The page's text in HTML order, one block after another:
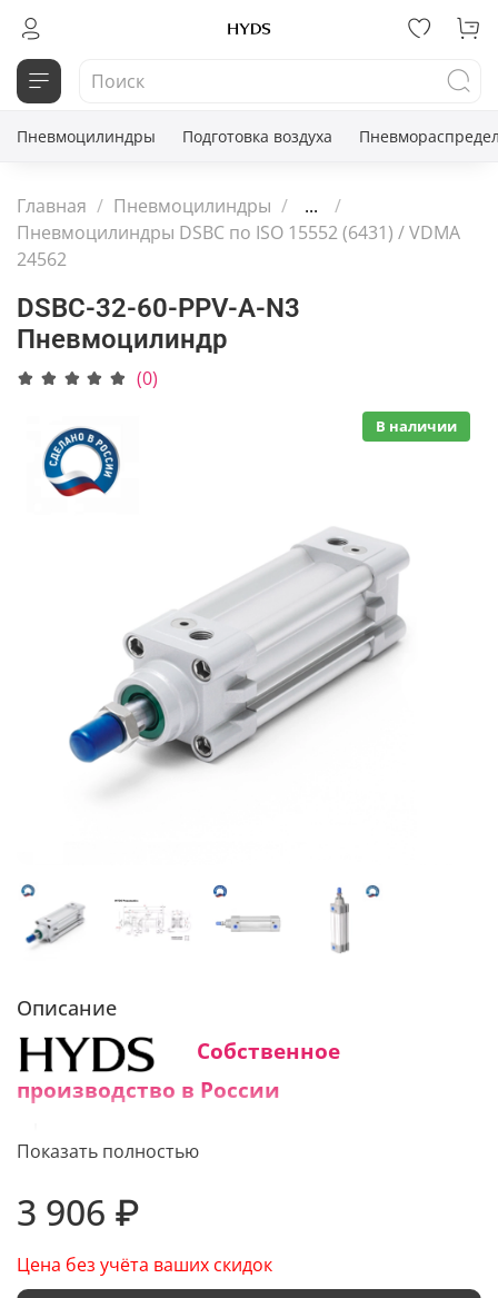
Пневмоцилиндры Подготовка воздуха
Главная Пневмоцилиндры
...
Пневмоцилиндры DSBC по ISO 15552 (6431) / VDMA
24562
DSBC-32-60-PPV-A-N3
Пневмоцилиндр
(0)
В наличии
Описание
Собственное
производство в России
Средний срок изготовления:
Показать полностью
3 906 ₽
Цена без учёта ваших скидок